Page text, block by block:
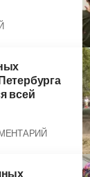
всей